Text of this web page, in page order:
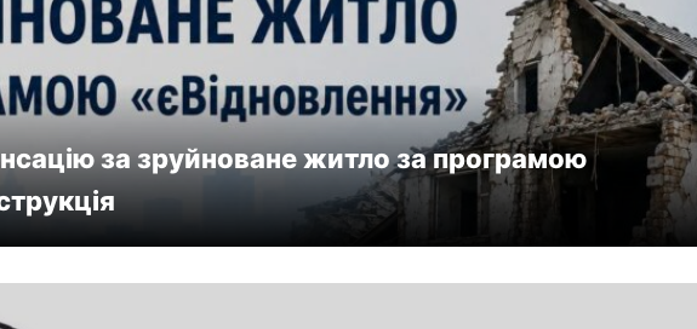
за зруйноване житло за програмою